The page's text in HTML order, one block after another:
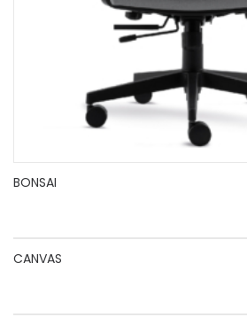
BONSAI
CANVAS